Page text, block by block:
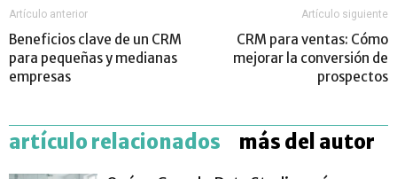
Artículo anterior
Beneficios clave de un CRM
para pequeñas y medianas
empresas
Artículo siguiente
CRM para ventas: Cómo
mejorar la conversión de
prospectos
artículo relacionados más del autor